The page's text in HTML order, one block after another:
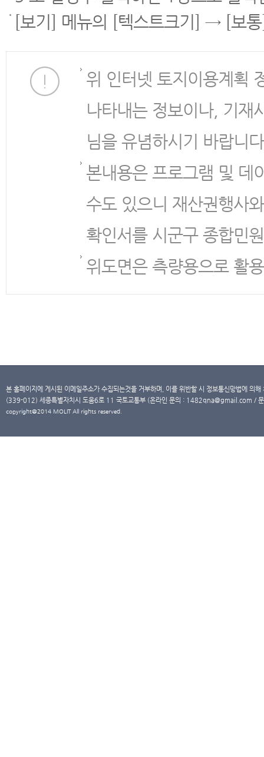
[보기] 메뉴의 [텍스트크기] → [보
위 인터넷 토지이용계획
나타내는 정보이나, 기재
님을 유념하시기 바랍니
본내용은 프로그램 및 데
수도 있으니 재산권행사
확인서를 시군구 종합민
위도면은 측량용으로 활
본 홈페이지에 게시된 이메일주소가 수집되는것을 거부하며, 이를 위반할 시 정보통신망법에 의
(339-012) 세종특별자치시 도움6로 11 국토교통부 (온라인 문의 : 1482qna@gmail.com /
copyright@2014 MOLIT All rights reserved.